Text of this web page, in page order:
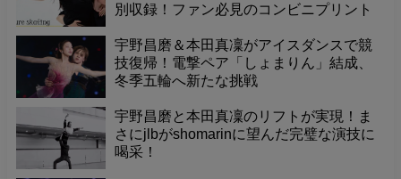
別収録！ファン必見のコンビニプリント
宇野昌磨＆本田真凜がアイスダンスで競
技復帰！電撃ペア「しょまりん」結成、
冬季五輪へ新たな挑戦
宇野昌磨と本田真凜のリフトが実現！ま
さにjlbがshomarinに望んだ完璧な演技に
喝采！